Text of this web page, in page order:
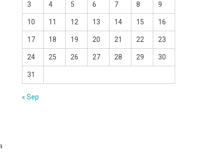
3 4 5 6 7 8 9
10 11 12 13 14 15 16
17 18 19 20 21 22 23
24 25 26 27 28 29 30
31
« Sep